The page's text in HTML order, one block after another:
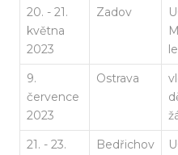
20. - 21.
května
2023
Zadov
9.
července
2023
Ostrava
21. - 23.
Bedřichov